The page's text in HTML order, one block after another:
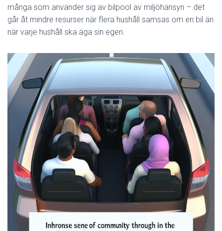
många som använder sig av bilpool av miljöhänsyn – det
går åt mindre resurser när flera hushåll samsas om en bil än
när varje hushåll ska äga sin egen.